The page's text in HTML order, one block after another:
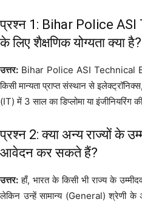
प्रश्न 1: Bihar Police
के लिए शैक्षणिक योग्यता क्या है?
उत्तर: Bihar Police ASI Technical
किसी मान्यता प्राप्त संस्थान से
(IT) में 3 साल का डिप्लोमा या इंजीनियरिंग की
प्रश्न 2: क्या अन्य राज्यों के
आवेदन कर सकते हैं?
उत्तर: हाँ, भारत के किसी भी राज्य के
लेकिन उन्हें सामान्य (General) श्रेणी के